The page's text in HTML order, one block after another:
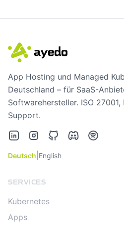
App Hosting und Managed
Deutschland – für SaaS-
Softwarehersteller. ISO
Support.
LinkedInInstagramGitHubDiscordSpotify
Deutsch English
SERVICES
Kubernetes
Apps